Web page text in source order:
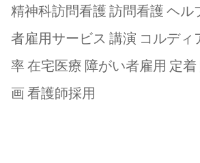
精神科訪問看護 訪問看護 ヘル
者雇用サービス 講演 コルディ
率 在宅医療 障がい者雇用 定着
画看護師採用